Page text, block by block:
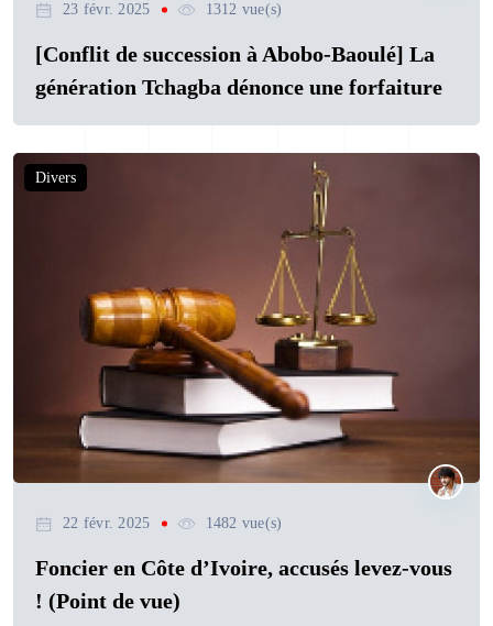
23 févr. 2025 1312 vue(s)
[Conflit de succession à Abobo-Baoulé] La
génération Tchagba dénonce une forfaiture
Divers
22 févr. 2025 1482 vue(s)
Foncier en Côte d’Ivoire, accusés levez-vous
! (Point de vue)